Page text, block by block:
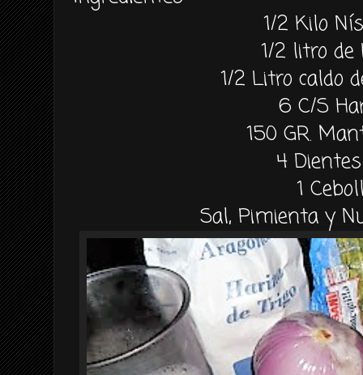
1/2 Kilo
1/2 litro de
1/2 Litro caldo
6 C/S
150 GR.
4
1
Sal, Pimienta y